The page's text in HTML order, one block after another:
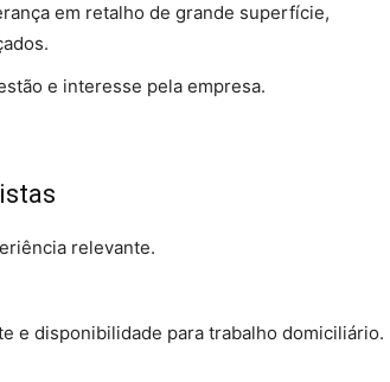
em retalho de grande superfície,
e interesse pela empresa.
relevante.
e disponibilidade para trabalho domiciliário.